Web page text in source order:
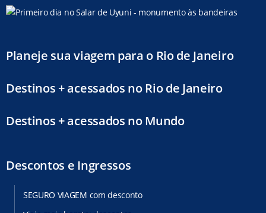
Planeje sua viagem para o Rio de Janeiro
Destinos + acessados no Rio de Janeiro
Destinos + acessados no Mundo
Descontos e Ingressos
SEGURO VIAGEM com desconto